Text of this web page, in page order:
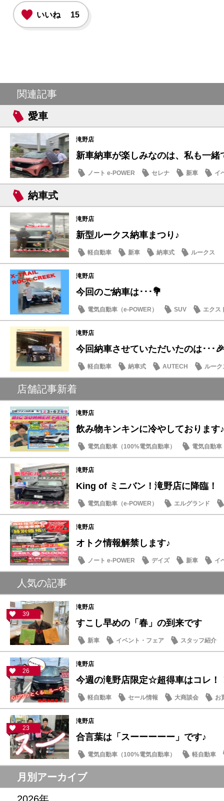
いいね 15
関連記事
愛車
滝野店
新車納車が楽しみなのは、私も一緒
ノート e-POWER セレナ 新車 イ
納車式
滝野店
新型ルークス納車まつり♪
軽自動車 新車 納車式 ルークス
滝野店
今回のご納車は･･･💐
電気自動車（e-POWER） SUV
エクス
納車式
滝野店
今回納車させていただいたのは･･･🎉
軽自動車 納車式 AUTECH ルーク
店舗記事新着
滝野店
飲み物キンキンに冷やしております♪
電気自動車（100%電気自動車）
電気自動車
新車
イベント・フェア
滝野店
King of ミニバン！滝野店に降臨！
電気自動車（e-POWER） エルグランド
滝野店
オトク情報解禁します♪
ノート e-POWER デイズ 新車 イ
人気の記事
39
滝野店
すこし早めの「春」の到来です
新車 イベント・フェア スタッフ紹介
26
滝野店
今週の滝野店限定☆超得車はコレ！
軽自動車 セール情報 大商談会 お
23
滝野店
合言葉は「スーーーーー」です♪
電気自動車（100%電気自動車）
軽自動車
サクラ
月別アーカイブ